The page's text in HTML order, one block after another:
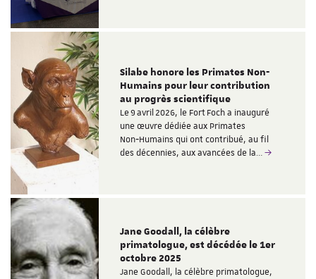
Silabe honore les Primates Non-
Humains pour leur contribution
au progrès scientifique
Le 9 avril 2026, le Fort Foch a inauguré
une œuvre dédiée aux Primates
Non‑Humains qui ont contribué, au fil
des décennies, aux avancées de la…
Jane Goodall, la célèbre
primatologue, est décédée le 1er
octobre 2025
Jane Goodall, la célèbre primatologue,